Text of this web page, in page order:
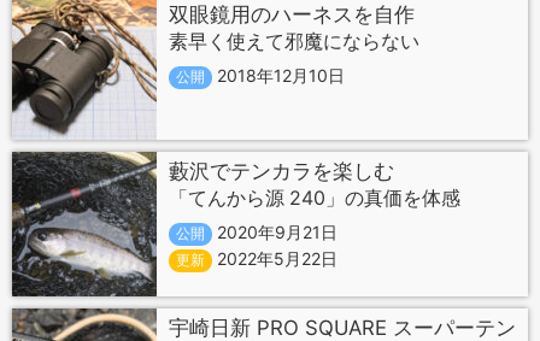
双眼鏡用のハーネスを自作
素早く使えて邪魔にならない
公開 2018年12月10日
藪沢でテンカラを楽しむ
「てんから源 240」の真価を体感
公開 2020年9月21日
更新 2022年5月22日
宇崎日新 PRO SQUARE スーパーテン